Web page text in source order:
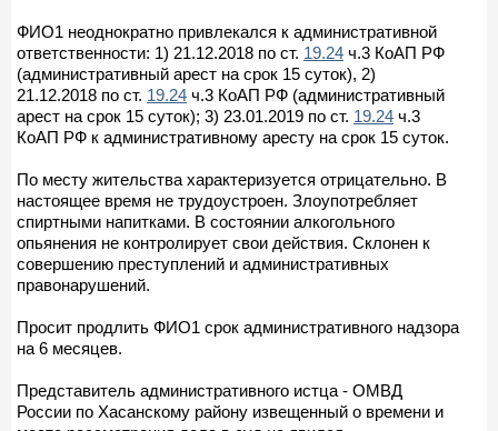
ФИО1 неоднократно привлекался к административной
ответственности: 1) 21.12.2018 по ст. 19.24 ч.3 КоАП РФ
(административный арест на срок 15 суток), 2)
21.12.2018 по ст. 19.24 ч.3 КоАП РФ (административный
арест на срок 15 суток); 3) 23.01.2019 по ст. 19.24 ч.3
КоАП РФ к административному аресту на срок 15 суток.
По месту жительства характеризуется отрицательно. В
настоящее время не трудоустроен. Злоупотребляет
спиртными напитками. В состоянии алкогольного
опьянения не контролирует свои действия. Склонен к
совершению преступлений и административных
правонарушений.
Просит продлить ФИО1 срок административного надзора
на 6 месяцев.
Представитель административного истца - ОМВД
России по Хасанскому району извещенный о времени и